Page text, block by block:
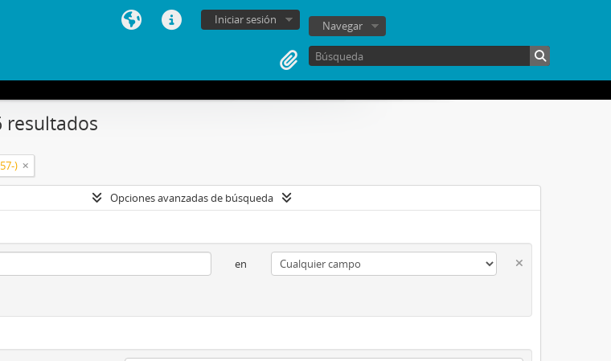
Iniciar sesión Navegar
resultados
)
Opciones avanzadas de búsqueda
en